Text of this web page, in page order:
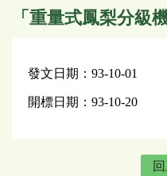
「重量式鳳梨分級
發文日期：93-10-01
開標日期：93-10-20